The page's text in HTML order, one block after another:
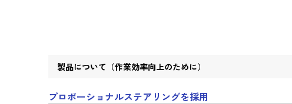
製品について（作業効率向上のために）
プロポーショナルステアリングを採用